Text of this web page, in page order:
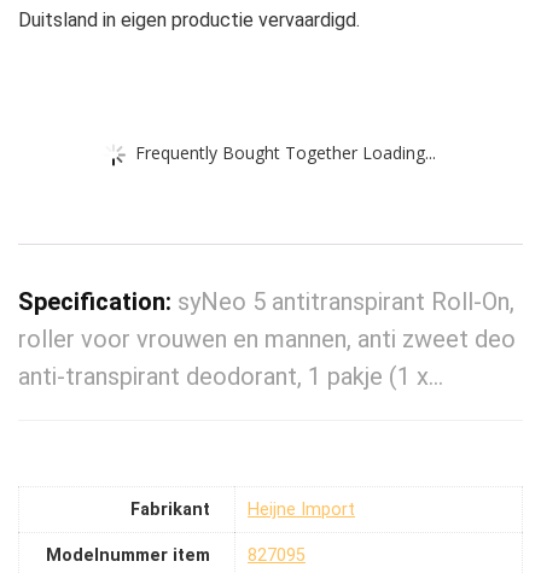
Duitsland in eigen productie vervaardigd.
Frequently Bought Together Loading...
Specification: syNeo 5 antitranspirant Roll-On,
roller voor vrouwen en mannen, anti zweet deo
anti-transpirant deodorant, 1 pakje (1 x…
Fabrikant ‎Heijne Import
Modelnummer item ‎827095